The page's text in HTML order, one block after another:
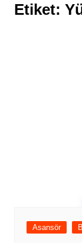
Etiket:
Asansör